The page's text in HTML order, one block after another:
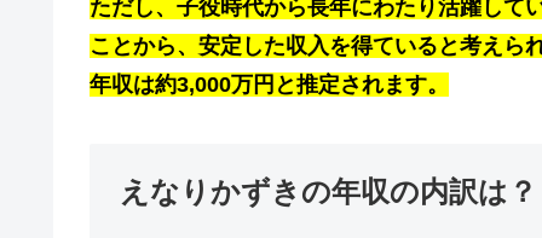
ただし、子役時代から長年にわたり活躍して
ことから、安定した収入を得ていると考えられ
年収は約3,000万円と推定されます。
えなりかずきの年収の内訳は？